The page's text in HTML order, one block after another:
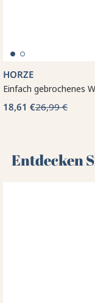
HORZE
Einfach gebrochenes
18,61 €26,99 €
Entdecken